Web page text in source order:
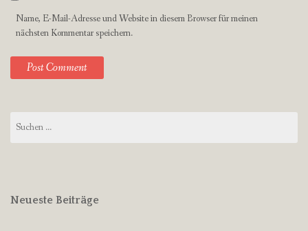
Name, E-Mail-Adresse und Website in diesem Browser für meinen
nächsten Kommentar speichern.
nach:
Neueste Beiträge